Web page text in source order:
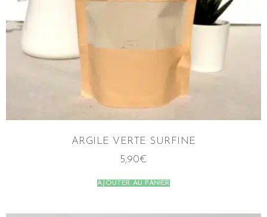
ARGILE VERTE SURFINE
5,90€
AJOUTER AU PANIER